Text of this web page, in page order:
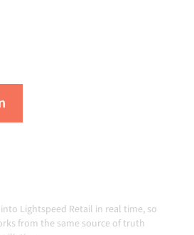
Lightspeed Retail in real time, so
from the same source of truth